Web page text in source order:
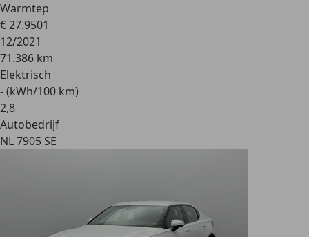
Warmtep
€ 27.9501
12/2021
71.386 km
Elektrisch
- (kWh/100 km)
2,8
Autobedrijf
NL 7905 SE